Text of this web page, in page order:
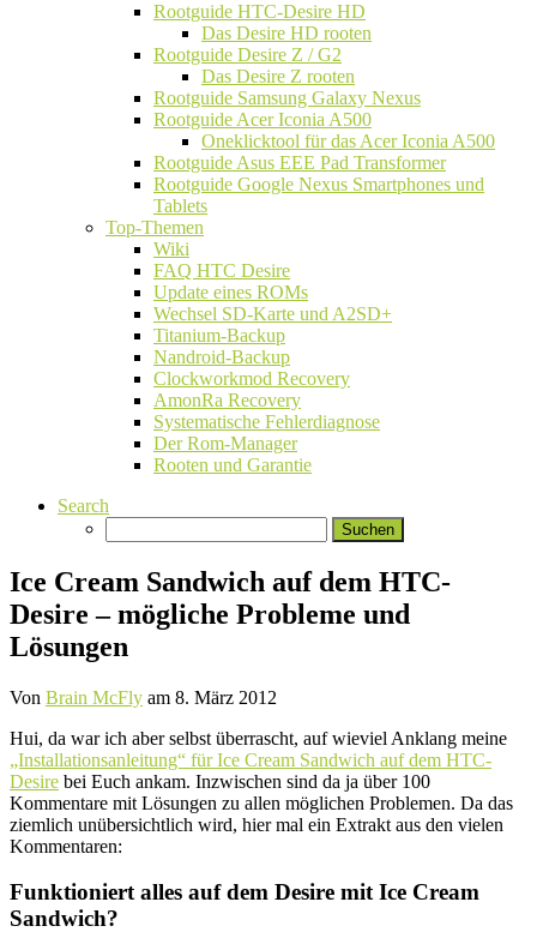
Rootguide HTC-Desire HD
Das Desire HD rooten
Rootguide Desire Z / G2
Das Desire Z rooten
Rootguide Samsung Galaxy Nexus
Rootguide Acer Iconia A500
Oneklicktool für das Acer Iconia A500
Rootguide Asus EEE Pad Transformer
Rootguide Google Nexus Smartphones und
Tablets
Top-Themen
Wiki
FAQ HTC Desire
Update eines ROMs
Wechsel SD-Karte und A2SD+
Titanium-Backup
Nandroid-Backup
Clockworkmod Recovery
AmonRa Recovery
Systematische Fehlerdiagnose
Der Rom-Manager
Rooten und Garantie
Search
nach:
Ice Cream Sandwich auf dem HTC-
Desire – mögliche Probleme und
Lösungen
Von Brain McFly am 8. März 2012
Hui, da war ich aber selbst überrascht, auf wieviel Anklang meine
„Installationsanleitung“ für Ice Cream Sandwich auf dem HTC-
Desire bei Euch ankam. Inzwischen sind da ja über 100
Kommentare mit Lösungen zu allen möglichen Problemen. Da das
ziemlich unübersichtlich wird, hier mal ein Extrakt aus den vielen
Kommentaren:
Funktioniert alles auf dem Desire mit Ice Cream
Sandwich?